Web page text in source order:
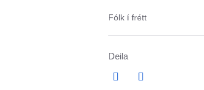
Fólk í frétt
Deila